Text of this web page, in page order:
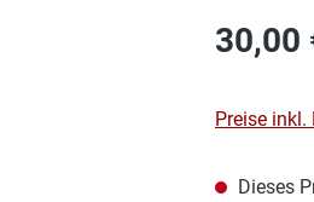
Regulärer
30,00
Preise
Dieses